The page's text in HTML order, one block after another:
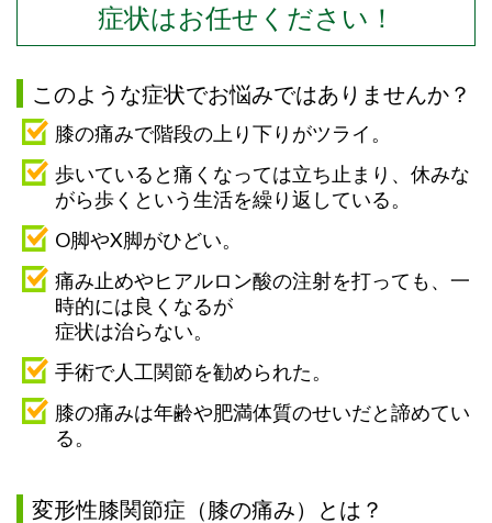
症状はお任せください！
このような症状でお悩みではありませんか？
膝の痛みで階段の上り下りがツライ。
歩いていると痛くなっては立ち止まり、休みな
がら歩くという生活を繰り返している。
O脚やX脚がひどい。
痛み止めやヒアルロン酸の注射を打っても、一
時的には良くなるが
症状は治らない。
手術で人工関節を勧められた。
膝の痛みは年齢や肥満体質のせいだと諦めてい
る。
変形性膝関節症（膝の痛み）とは？